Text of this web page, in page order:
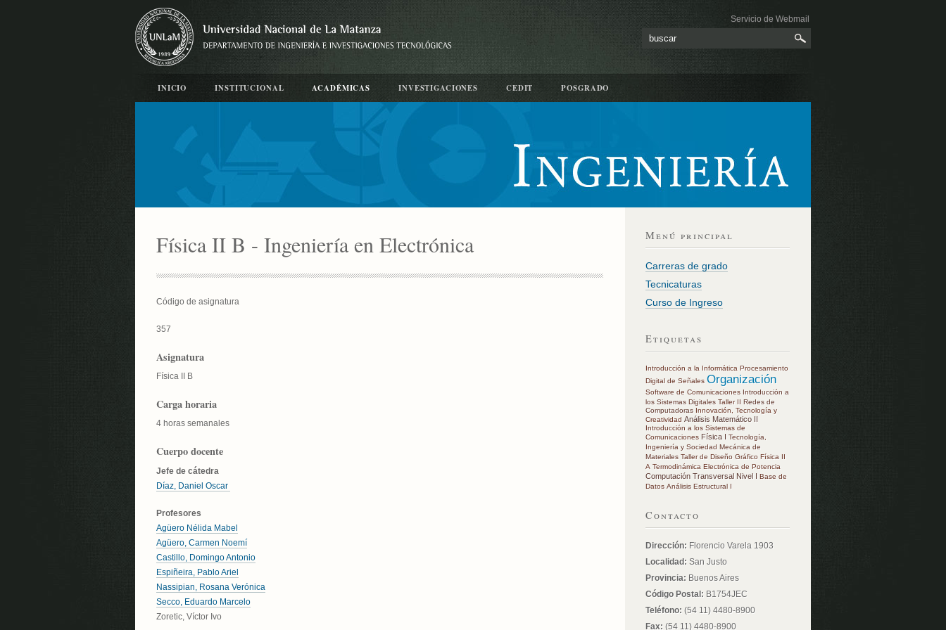
Servicio de Webmail
INICIO INSTITUCIONAL ACADÉMICAS INVESTIGACIONES CEDIT POSGRADO
Física II B - Ingeniería en Electrónica
Código de asignatura
357
Asignatura
Física II B
Carga horaria
4 horas semanales
Cuerpo docente
Jefe de cátedra
Díaz, Daniel Oscar
Profesores
Agüero Nélida Mabel
Agüero, Carmen Noemí
Castillo, Domingo Antonio
Espiñeira, Pablo Ariel
Nassipian, Rosana Verónica
Secco, Eduardo Marcelo
Zoretic, Víctor Ivo
Menú principal
Carreras de grado
Tecnicaturas
Curso de Ingreso
Etiquetas
Introducción a la Informática Procesamiento
Digital de Señales Organización
Software de Comunicaciones Introducción a
los Sistemas Digitales Taller II Redes de
Computadoras Innovación, Tecnología y
Creatividad Análisis Matemático II
Introducción a los Sistemas de
Comunicaciones Física I Tecnología,
Ingeniería y Sociedad Mecánica de
Materiales Taller de Diseño Gráfico Física II
A Termodinámica Electrónica de Potencia
Computación Transversal Nivel I Base de
Datos Análisis Estructural I
Contacto
Dirección: Florencio Varela 1903
Localidad: San Justo
Provincia: Buenos Aires
Código Postal: B1754JEC
Teléfono: (54 11) 4480-8900
Fax: (54 11) 4480-8900